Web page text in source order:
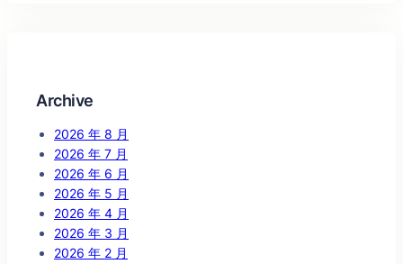
Archive
2026 年 8 月
2026 年 7 月
2026 年 6 月
2026 年 5 月
2026 年 4 月
2026 年 3 月
2026 年 2 月